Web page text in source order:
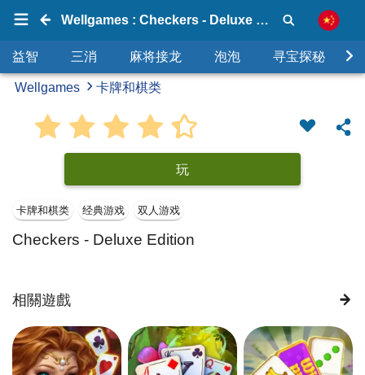
Wellgames : Checkers - Deluxe Edition
益智 三消 麻将接龙 泡泡 寻宝探秘
Wellgames 卡牌和棋类
玩
卡牌和棋类 经典游戏 双人游戏
Checkers - Deluxe Edition
相關遊戲